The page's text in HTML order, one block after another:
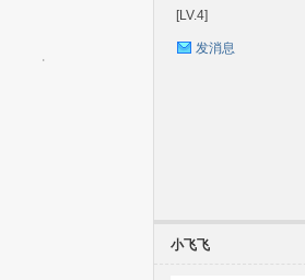
[LV.4]
发消息
小飞飞